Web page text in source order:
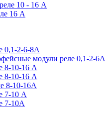
10 - 16 A
16 A
0,1-2-6-8А
модули реле 0,1-2-6А
8-10-16 A
8-10-16 A
8-10-16А
7-10 A
7-10А